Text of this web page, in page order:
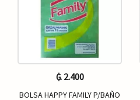
₲. 2.400
BOLSA HAPPY FAMILY P/BAÑO